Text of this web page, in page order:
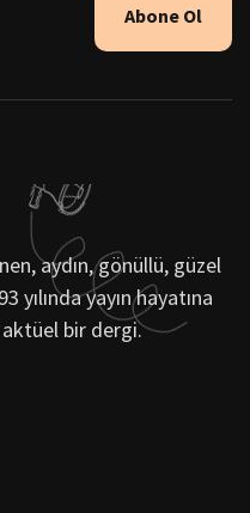
Abone Ol
aydın, gönüllü, güzel
yılında yayın hayatına
aktüel bir dergi.